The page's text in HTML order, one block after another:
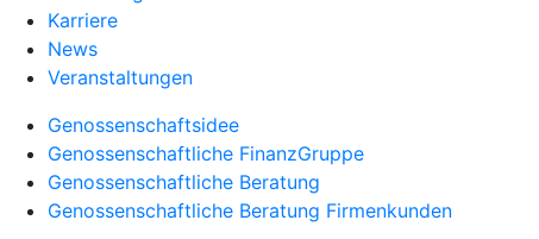
Karriere
News
Veranstaltungen
Genossenschaftsidee
Genossenschaftliche FinanzGruppe
Genossenschaftliche Beratung
Genossenschaftliche Beratung Firmenkunden